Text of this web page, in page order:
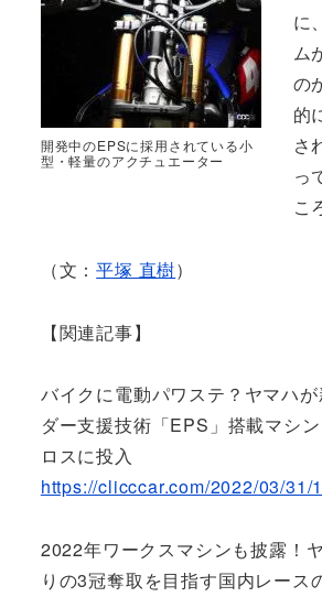
開発中のEPSに採用されている小
型・軽量のアクチュエーター
に
ム
の
的
さ
っ
こ
（文：平塚 直樹）
【関連記事】
バイクに電動パワステ？ヤマハ
ダー支援技術「EPS」搭載マシ
ロスに投入
https://clicccar.com/2022/03/31/
2022年ワークスマシンも披露！
りの3冠奪取を目指す国内レース